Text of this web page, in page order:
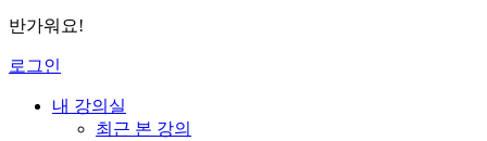
반가워요!
로그인
내 강의실
최근 본 강의